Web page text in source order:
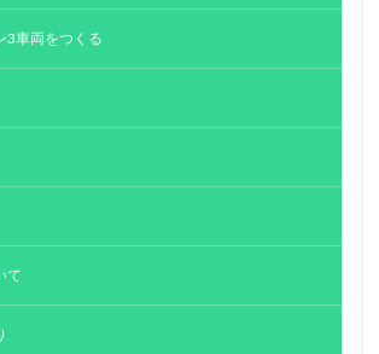
3車両をつくる
て